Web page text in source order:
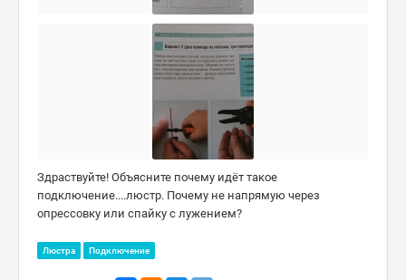
Здраствуйте! Объясните почему идёт такое
подключение....люстр. Почему не напрямую через
опрессовку или спайку с лужением?
Люстра Подключение